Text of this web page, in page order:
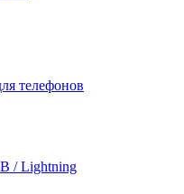
телефонов
/ Lightning